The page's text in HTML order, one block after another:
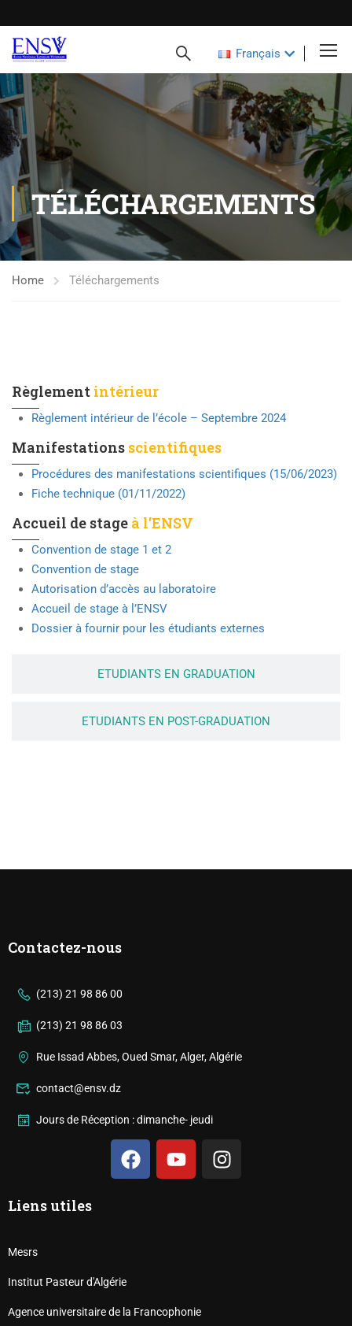
Français
TÉLÉCHARGEMENTS
Home Téléchargements
ETUDIANTS EN GRADUATION
ETUDIANTS EN POST-GRADUATION
Règlement intérieur
Règlement intérieur de l’école – Septembre 2024
Manifestations scientifiques
Procédures des manifestations scientifiques (15/06/2023)
Fiche technique (01/11/2022)
Accueil de stage à l'ENSV
Convention de stage 1 et 2
Convention de stage
Autorisation d’accès au laboratoire
Accueil de stage à l’ENSV
Dossier à fournir pour les étudiants externes
Contactez-nous
(213) 21 98 86 00
(213) 21 98 86 03
Rue Issad Abbes, Oued Smar, Alger, Algérie
contact@ensv.dz
Jours de Réception : dimanche- jeudi
Liens utiles
Mesrs
Institut Pasteur d'Algérie
Agence universitaire de la Francophonie